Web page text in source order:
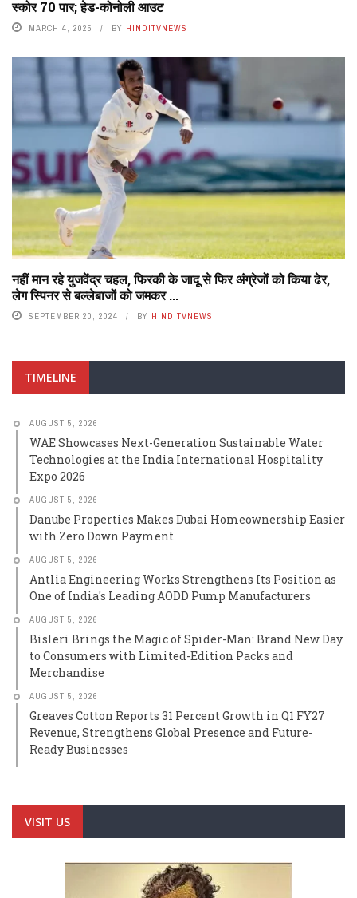
स्कोर 70 पार; हेड-कोनोली आउट
MARCH 4, 2025 BY HINDITVNEWS
नहीं मान रहे युजवेंद्र चहल, फिरकी के जादू से फिर अंग्रेजों को किया ढेर,
लेग स्पिनर से बल्लेबाजों को जमकर ...
SEPTEMBER 20, 2024 BY HINDITVNEWS
TIMELINE
AUGUST 5, 2026
WAE Showcases Next-Generation Sustainable Water
Technologies at the India International Hospitality
Expo 2026
AUGUST 5, 2026
Danube Properties Makes Dubai Homeownership Easier
with Zero Down Payment
AUGUST 5, 2026
Antlia Engineering Works Strengthens Its Position as
One of India's Leading AODD Pump Manufacturers
AUGUST 5, 2026
Bisleri Brings the Magic of Spider-Man: Brand New Day
to Consumers with Limited-Edition Packs and
Merchandise
AUGUST 5, 2026
Greaves Cotton Reports 31 Percent Growth in Q1 FY27
Revenue, Strengthens Global Presence and Future-
Ready Businesses
VISIT US